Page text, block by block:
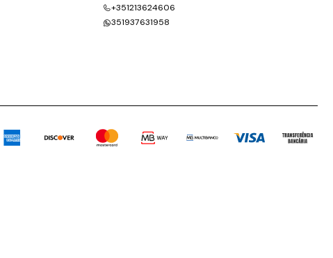
+351213624606
351937631958